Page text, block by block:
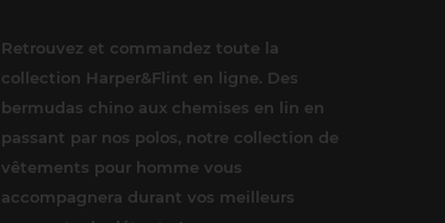
Retrouvez et commandez toute la
collection Harper&Flint en ligne. Des
bermudas chino aux chemises en lin en
passant par nos polos, notre collection de
vêtements pour homme vous
accompagnera durant vos meilleurs